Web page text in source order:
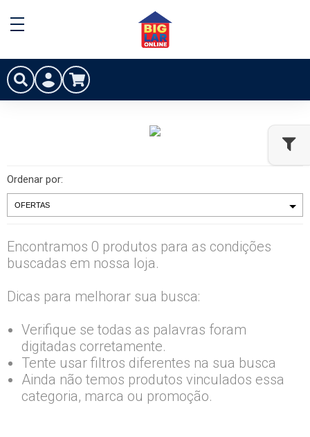
Ordenar por:
Encontramos 0 produtos para as condições
buscadas em nossa loja.
Dicas para melhorar sua busca:
Verifique se todas as palavras foram
digitadas corretamente.
Tente usar filtros diferentes na sua busca
Ainda não temos produtos vinculados essa
categoria, marca ou promoção.